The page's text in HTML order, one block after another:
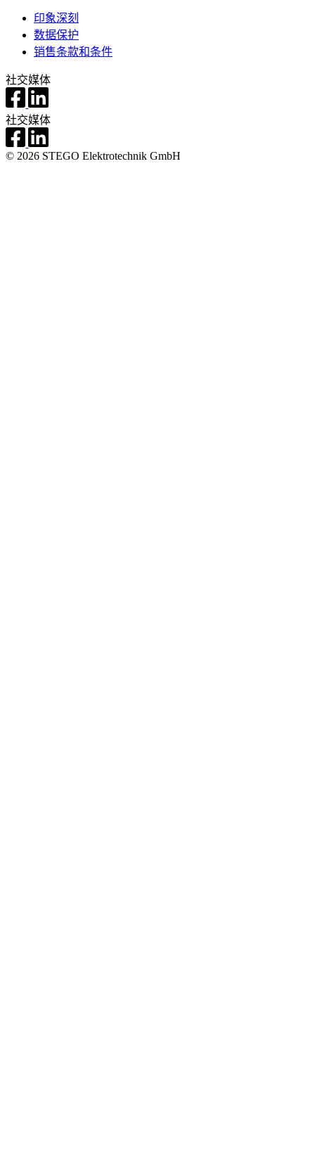
印象深刻
数据保护
销售条款和条件
社交媒体
社交媒体
© 2026 STEGO Elektrotechnik GmbH